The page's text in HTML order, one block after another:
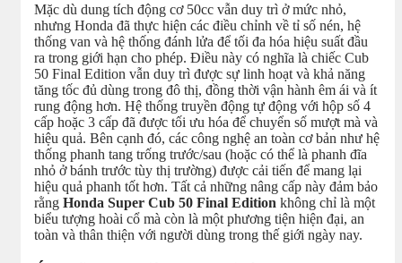
Mặc dù dung tích động cơ 50cc vẫn duy trì ở mức nhỏ,
nhưng Honda đã thực hiện các điều chỉnh về tỉ số nén, hệ
thống van và hệ thống đánh lửa để tối đa hóa hiệu suất đầu
ra trong giới hạn cho phép. Điều này có nghĩa là chiếc Cub
50 Final Edition vẫn duy trì được sự linh hoạt và khả năng
tăng tốc đủ dùng trong đô thị, đồng thời vận hành êm ái và ít
rung động hơn. Hệ thống truyền động tự động với hộp số 4
cấp hoặc 3 cấp đã được tối ưu hóa để chuyển số mượt mà và
hiệu quả. Bên cạnh đó, các công nghệ an toàn cơ bản như hệ
thống phanh tang trống trước/sau (hoặc có thể là phanh đĩa
nhỏ ở bánh trước tùy thị trường) được cải tiến để mang lại
hiệu quả phanh tốt hơn. Tất cả những nâng cấp này đảm bảo
rằng Honda Super Cub 50 Final Edition không chỉ là một
biểu tượng hoài cổ mà còn là một phương tiện hiện đại, an
toàn và thân thiện với người dùng trong thế giới ngày nay.